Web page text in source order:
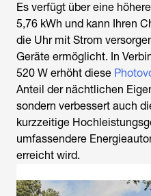
Es verfügt über eine
5,76 kWh und kann Ihren
die Uhr mit Strom
Geräte ermöglicht. In
520 W erhöht diese
Anteil der nächtlichen
sondern verbessert auch
kurzzeitige
umfassendere
erreicht wird.